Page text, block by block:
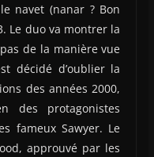
navet (nanar ? Bon
Le duo va montrer la
de la manière vue
décidé d’oublier la
des années 2000,
des protagonistes
fameux Sawyer. Le
approuvé par les